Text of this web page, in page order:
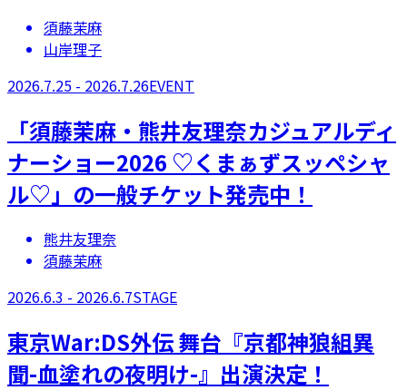
須藤茉麻
山岸理子
2026.7.25 - 2026.7.26EVENT
「須藤茉麻・熊井友理奈カジュアルディ
ナーショー2026 ♡くまぁずスッペシャ
ル♡」の一般チケット発売中！
熊井友理奈
須藤茉麻
2026.6.3 - 2026.6.7STAGE
​東京War:DS外伝 舞台『京都神狼組異
聞-血塗れの夜明け-』出演決定！